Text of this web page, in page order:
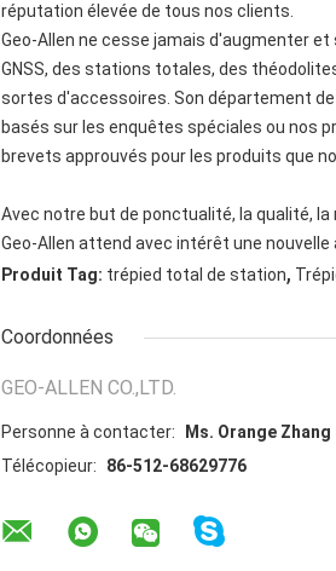
réputation élevée de tous nos clients.
Geo-Allen ne cesse jamais d'augmenter
GNSS, des stations totales, des
sortes d'accessoires. Son département
basés sur les enquêtes spéciales ou nos
brevets approuvés pour les produits que
Avec notre but de ponctualité, la qualité, la
Geo-Allen attend avec intérêt une
Produit Tag: trépied total de station,
Coordonnées
GEO-ALLEN CO.,LTD.
Personne à contacter:
Ms. Orange Zhang
Télécopieur:
86-512-68629776